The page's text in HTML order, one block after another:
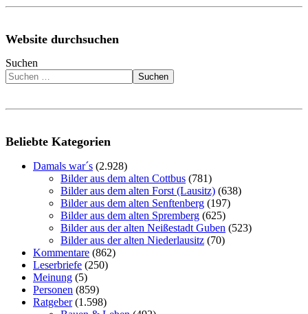
Website durchsuchen
Suchen
Suchen
Beliebte Kategorien
Damals war´s (2.928)
Bilder aus dem alten Cottbus (781)
Bilder aus dem alten Forst (Lausitz) (638)
Bilder aus dem alten Senftenberg (197)
Bilder aus dem alten Spremberg (625)
Bilder aus der alten Neißestadt Guben (523)
Bilder aus der alten Niederlausitz (70)
Kommentare (862)
Leserbriefe (250)
Meinung (5)
Personen (859)
Ratgeber(1.598)